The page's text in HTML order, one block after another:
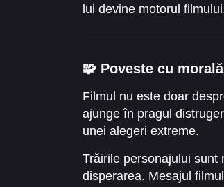
lui devine motorul
🧩 Poveste cu
Filmul nu este doar
ajunge în pragul
unei alegeri extreme.
Trăirile personajului sunt
disperarea. Mesajul